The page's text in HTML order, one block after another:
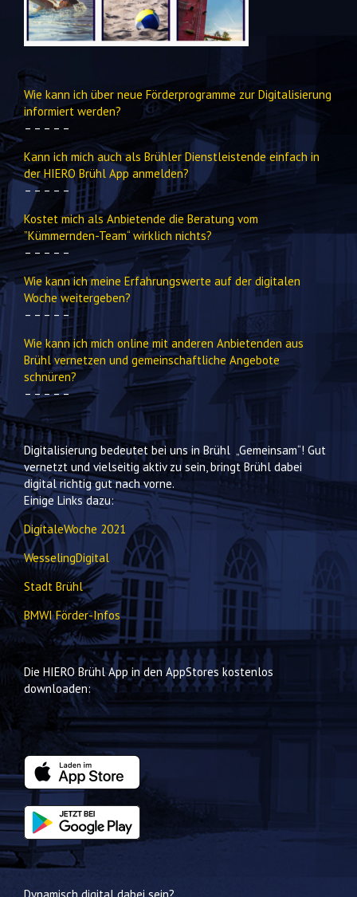
Wie kann ich über neue Förderprogramme zur Digitalisierung
informiert werden?
– – – – –
Kann ich mich auch als Brühler Dienstleistende einfach in
der HIERO Brühl App anmelden?
– – – – –
Kostet mich als Anbietende die Beratung vom
”Kümmernden-Team“ wirklich nichts?
– – – – –
Wie kann ich meine Erfahrungswerte auf der digitalen
Woche weitergeben?
– – – – –
Wie kann ich mich online mit anderen Anbietenden aus
Brühl vernetzen und gemeinschaftliche Angebote
schnüren?
– – – – –
Digitalisierung bedeutet bei uns in Brühl „Gemeinsam“! Gut
vernetzt und vielseitig aktiv zu sein, bringt Brühl dabei
digital richtig gut nach vorne.
Einige Links dazu:
DigitaleWoche 2021
WesselingDigital
Stadt Brühl
BMWI Förder-Infos
Die HIERO Brühl App in den AppStores kostenlos
downloaden: